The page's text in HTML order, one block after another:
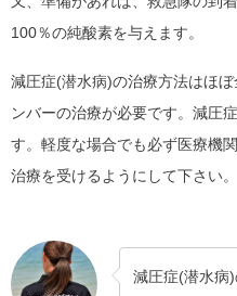
100％の純酸素を与えます。
減圧症(潜水病)の治療方法はほ
ンバーの治療が必要です。減圧
す。軽度な場合でも必ず医療機
治療を受けるようにして下さい。
減圧症(潜水病